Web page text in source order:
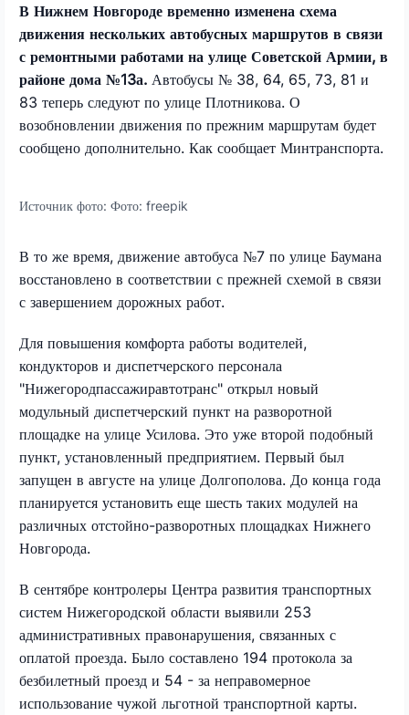
В Нижнем Новгороде временно изменена схема
движения нескольких автобусных маршрутов в связи
с ремонтными работами на улице Советской Армии, в
районе дома №13а. Автобусы № 38, 64, 65, 73, 81 и
83 теперь следуют по улице Плотникова. О
возобновлении движения по прежним маршрутам будет
сообщено дополнительно. Как сообщает Минтранспорта.
Источник фото: Фото: freepik
В то же время, движение автобуса №7 по улице Баумана
восстановлено в соответствии с прежней схемой в связи
с завершением дорожных работ.
Для повышения комфорта работы водителей,
кондукторов и диспетчерского персонала
"Нижегородпассажиравтотранс" открыл новый
модульный диспетчерский пункт на разворотной
площадке на улице Усилова. Это уже второй подобный
пункт, установленный предприятием. Первый был
запущен в августе на улице Долгополова. До конца года
планируется установить еще шесть таких модулей на
различных отстойно-разворотных площадках Нижнего
Новгорода.
В сентябре контролеры Центра развития транспортных
систем Нижегородской области выявили 253
административных правонарушения, связанных с
оплатой проезда. Было составлено 194 протокола за
безбилетный проезд и 54 - за неправомерное
использование чужой льготной транспортной карты.